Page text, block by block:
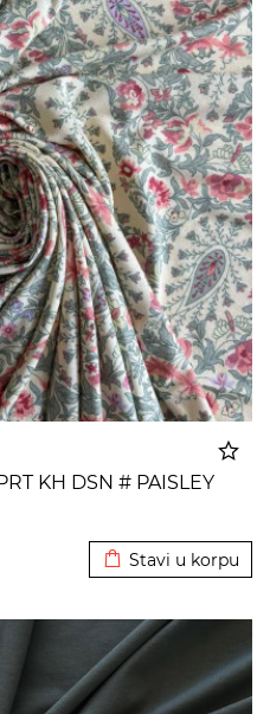
KH DSN # PAISLEY
Stavi u korpu